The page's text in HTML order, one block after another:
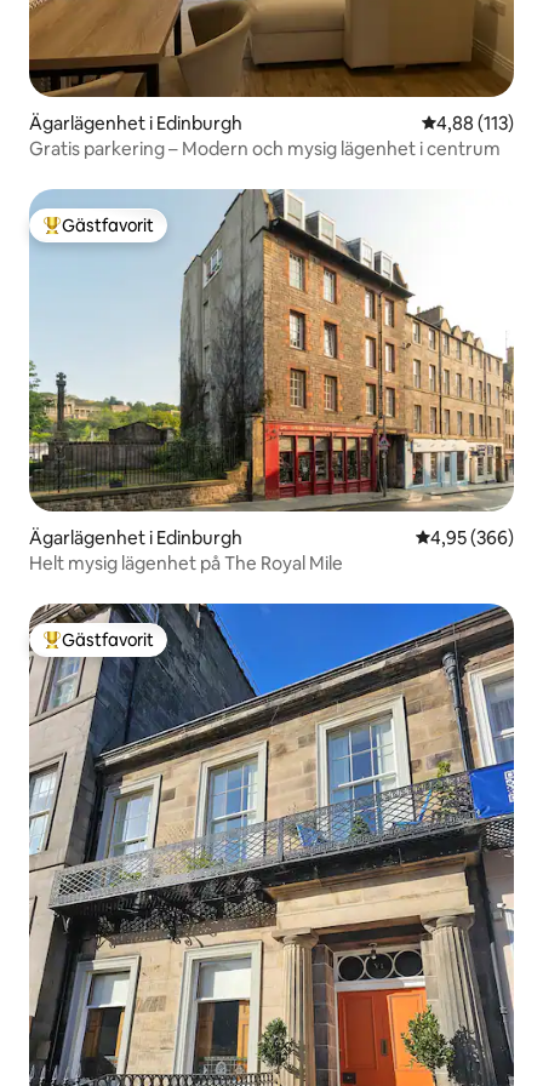
Ägarlägenhet i Edinburgh 4,88 av 5 i
4,88 (113)
Gratis parkering – Modern och mysig lägenhet i centrum
Populär gästfavorit
Gästfavorit
Ägarlägenhet i Edinburgh 4,95 av 5 i
4,95 (366)
Helt mysig lägenhet på The Royal Mile
Populär gästfavorit
Gästfavorit